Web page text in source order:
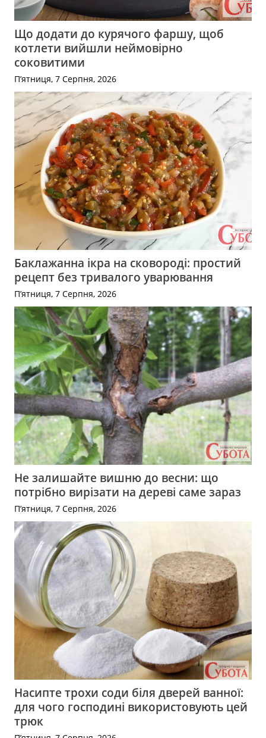
Що додати до курячого фаршу, щоб
котлети вийшли неймовірно
соковитими
П’ятниця, 7 Серпня, 2026
Баклажанна ікра на сковороді: простий
рецепт без тривалого уварювання
П’ятниця, 7 Серпня, 2026
Не залишайте вишню до весни: що
потрібно вирізати на дереві саме зараз
П’ятниця, 7 Серпня, 2026
Насипте трохи соди біля дверей ванної:
для чого господині використовують цей
трюк